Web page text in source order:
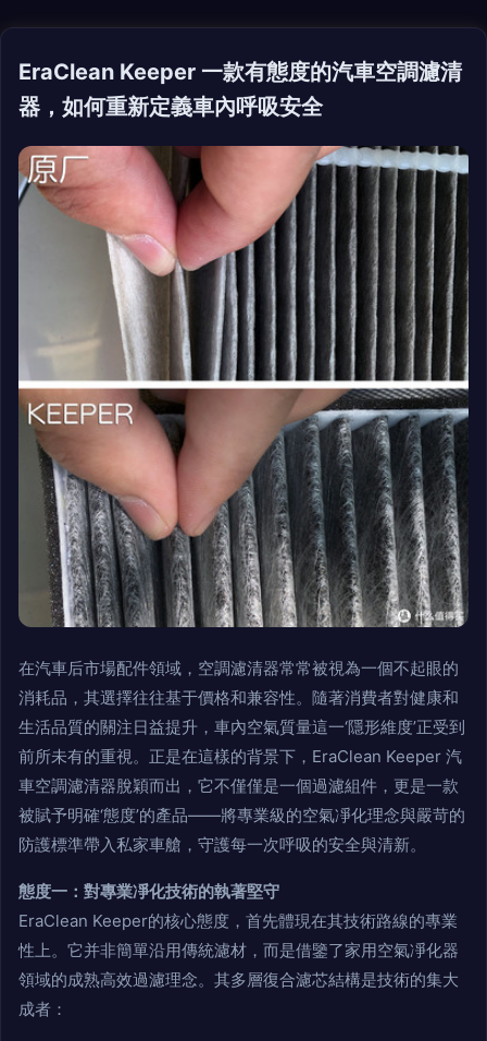
EraClean Keeper 一款有態度的汽車空調濾清
器，如何重新定義車內呼吸安全
在汽車后市場配件領域，空調濾清器常常被視為一個不起眼的
消耗品，其選擇往往基于價格和兼容性。隨著消費者對健康和
生活品質的關注日益提升，車內空氣質量這一‘隱形維度’正受到
前所未有的重視。正是在這樣的背景下，EraClean Keeper 汽
車空調濾清器脫穎而出，它不僅僅是一個過濾組件，更是一款
被賦予明確‘態度’的產品——將專業級的空氣凈化理念與嚴苛的
防護標準帶入私家車艙，守護每一次呼吸的安全與清新。
態度一：對專業凈化技術的執著堅守
EraClean Keeper的核心態度，首先體現在其技術路線的專業
性上。它并非簡單沿用傳統濾材，而是借鑒了家用空氣凈化器
領域的成熟高效過濾理念。其多層復合濾芯結構是技術的集大
成者：